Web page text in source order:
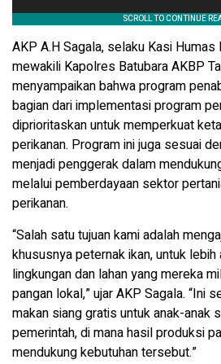
AKP A.H Sagala, selaku Kasi
mewakili Kapolres Batubara AKBP
menyampaikan bahwa program
bagian dari implementasi program
diprioritaskan untuk memperkuat
perikanan. Program ini juga sesuai
menjadi penggerak dalam
melalui pemberdayaan sektor
perikanan.
“Salah satu tujuan kami adalah
khususnya peternak ikan, untuk
lingkungan dan lahan yang mereka
pangan lokal,” ujar AKP Sagala. “Ini
makan siang gratis untuk anak-anak
pemerintah, di mana hasil produksi
mendukung kebutuhan tersebut.”